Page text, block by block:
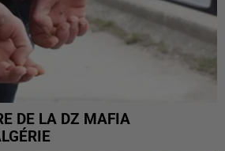
DE LA DZ MAFIA